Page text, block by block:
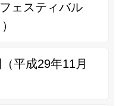
ェスティバル
平成29年11月